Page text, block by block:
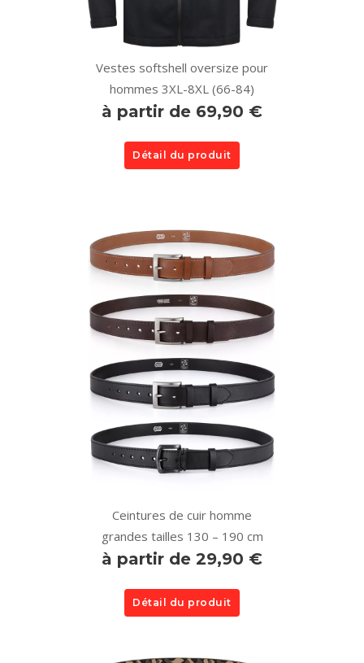
Vestes softshell oversize pour
hommes 3XL-8XL (66-84)
à partir de 69,90 €
Détail du produit
Ceintures de cuir homme
grandes tailles 130 – 190 cm
à partir de 29,90 €
Détail du produit